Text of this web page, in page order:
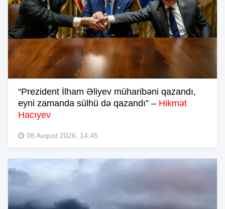
“Prezident İlham Əliyev müharibəni qazandı,
eyni zamanda sülhü də qazandı” – Hikmət
Hacıyev
08 Avqust 2026, 14:45